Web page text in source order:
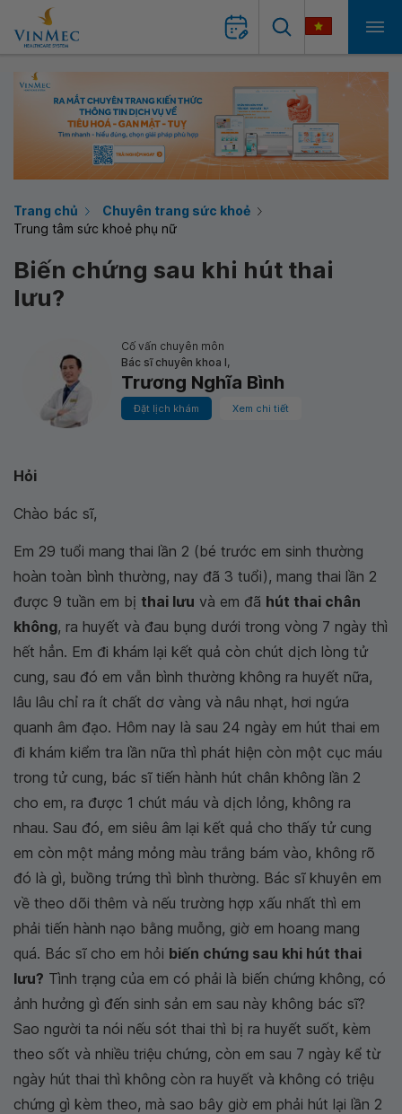
Trang chủ
Chuyên trang sức khoẻ
Trung tâm sức khoẻ phụ nữ
Biến chứng sau khi hút thai
lưu?
Cố vấn chuyên môn
Bác sĩ chuyên khoa I,
Trương Nghĩa Bình
Đặt lịch khám Xem chi tiết
Hỏi
Chào bác sĩ,
Em 29 tuổi mang thai lần 2 (bé trước em sinh thường
hoàn toàn bình thường, nay đã 3 tuổi), mang thai lần 2
được 9 tuần em bị thai lưu và em đã hút thai chân
không, ra huyết và đau bụng dưới trong vòng 7 ngày thì
hết hẳn. Em đi khám lại kết quả còn chút dịch lòng tử
cung, sau đó em vẫn bình thường không ra huyết nữa,
lâu lâu chỉ ra ít chất dơ vàng và nâu nhạt, hơi ngứa
quanh âm đạo. Hôm nay là sau 24 ngày em hút thai em
đi khám kiểm tra lần nữa thì phát hiện còn một cục máu
trong tử cung, bác sĩ tiến hành hút chân không lần 2
cho em, ra được 1 chút máu và dịch lỏng, không ra
nhau. Sau đó, em siêu âm lại kết quả cho thấy tử cung
em còn một mảng mỏng màu trắng bám vào, không rõ
đó là gì, buồng trứng thì bình thường. Bác sĩ khuyên em
về theo dõi thêm và nếu trường hợp xấu nhất thì em
phải tiến hành nạo bằng muỗng, giờ em hoang mang
quá. Bác sĩ cho em hỏi biến chứng sau khi hút thai
lưu? Tình trạng của em có phải là biến chứng không, có
ảnh hưởng gì đến sinh sản em sau này không bác sĩ?
Sao người ta nói nếu sót thai thì bị ra huyết suốt, kèm
theo sốt và nhiều triệu chứng, còn em sau 7 ngày kể từ
ngày hút thai thì không còn ra huyết và không có triệu
chứng gì kèm theo, mà sao bây giờ em phải hút lại lần 2